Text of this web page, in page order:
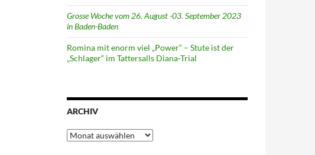
Grosse Woche vom 26. August -03. September 2023
in Baden-Baden
Romina mit enorm viel „Power“ – Stute ist der
„Schlager“ im Tattersalls Diana-Trial
ARCHIV
Archiv